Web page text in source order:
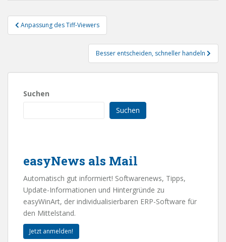
Beitragsnavigation
Anpassung des Tiff-Viewers
Besser entscheiden, schneller handeln
Suchen
Suchen
easyNews als Mail
Automatisch gut informiert! Softwarenews, Tipps,
Update-Informationen und Hintergründe zu
easyWinArt, der individualisierbaren ERP-Software für
den Mittelstand.
Jetzt anmelden!